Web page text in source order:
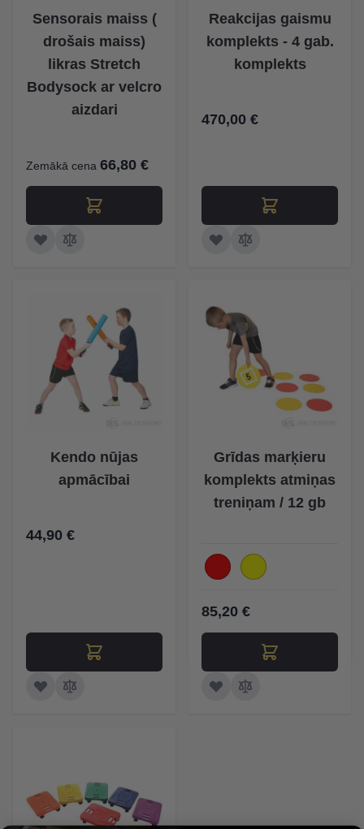
Sensorais maiss (
drošais maiss)
likras Stretch
Bodysock ar velcro
aizdari
Zemākā cena 66,80 €
Reakcijas gaismu
komplekts - 4 gab.
komplekts
470,00 €
Kendo nūjas
apmācībai
44,90 €
Grīdas marķieru
komplekts atmiņas
treniņam / 12 gb
85,20 €